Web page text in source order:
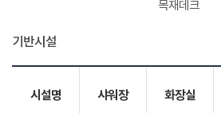
목재데크
기반시설
시설명 샤워장 화장실